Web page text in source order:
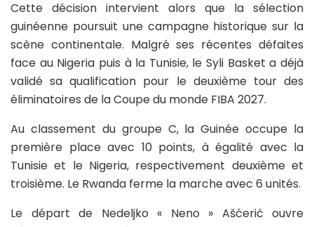
Cette décision intervient alors que la sélection
guinéenne poursuit une campagne historique sur la
scène continentale. Malgré ses récentes défaites
face au Nigeria puis à la Tunisie, le Syli Basket a déjà
validé sa qualification pour le deuxième tour des
éliminatoires de la Coupe du monde FIBA 2027.
Au classement du groupe C, la Guinée occupe la
première place avec 10 points, à égalité avec la
Tunisie et le Nigeria, respectivement deuxième et
troisième. Le Rwanda ferme la marche avec 6 unités.
Le départ de Nedeljko « Neno » Ašćerić ouvre